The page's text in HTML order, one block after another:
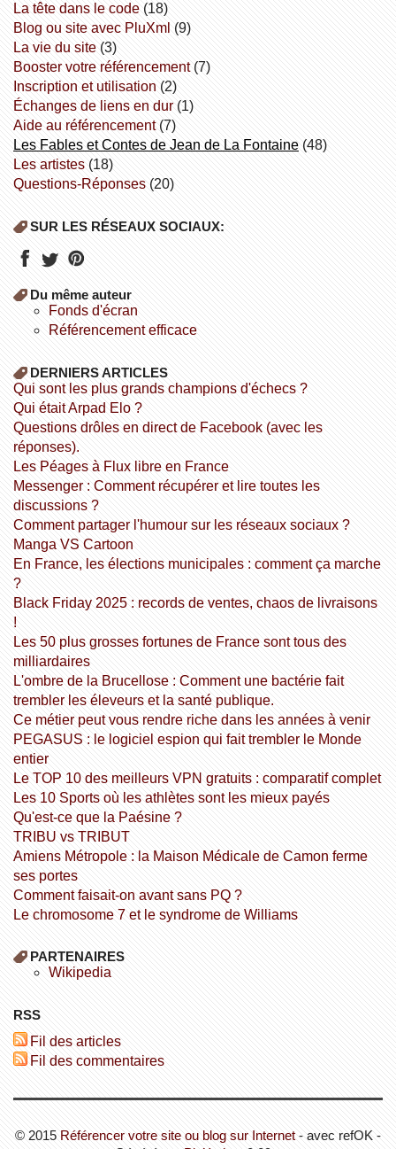
la tête dans le code(18)
Blog ou site avec PluXml (9)
la vie du site(3)
booster votre référencement(7)
inscription et utilisation (2)
échanges de liens en dur(1)
aide au référencement(7)
Les Fables et Contes de Jean de La Fontaine(48)
Les artistes(18)
Questions-Réponses(20)
SUR LES RÉSEAUX SOCIAUX:
Du même auteur
fonds d'écran
référencement efficace
DERNIERS ARTICLES
Qui sont les plus grands champions d'échecs ?
Qui était Arpad Elo ?
Questions drôles en direct de Facebook (avec les
réponses).
Les Péages à Flux libre en France
Messenger : Comment récupérer et lire toutes les
discussions ?
Comment partager l'humour sur les réseaux sociaux ?
Manga VS Cartoon
En France, les élections municipales : comment ça marche
?
Black Friday 2025 : records de ventes, chaos de livraisons
!
Les 50 plus grosses fortunes de France sont tous des
milliardaires
L'ombre de la Brucellose : Comment une bactérie fait
trembler les éleveurs et la santé publique.
Ce métier peut vous rendre riche dans les années à venir
PEGASUS : le logiciel espion qui fait trembler le Monde
entier
Le TOP 10 des meilleurs VPN gratuits : comparatif complet
Les 10 Sports où les athlètes sont les mieux payés
Qu'est-ce que la Paésine ?
TRIBU vs TRIBUT
Amiens Métropole : la Maison Médicale de Camon ferme
ses portes
Comment faisait-on avant sans PQ ?
Le chromosome 7 et le syndrome de Williams
PARTENAIRES
wikipedia
RSS
Fil des articles
Fil des commentaires
© 2015 Référencer votre site ou blog sur Internet - avec refOK -